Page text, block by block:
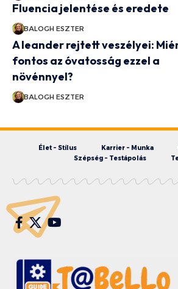
Fluencia jelentése és eredete
BALOGH ESZTER
A leander rejtett veszélyei:
fontos az óvatosság ezzel a
növénnyel?
BALOGH ESZTER
Élet – Stílus Karrier – Munka
Szépség – Testápolás